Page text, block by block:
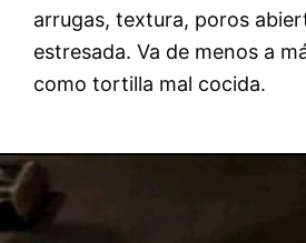
arrugas, textura, poros
estresada. Va de menos a
como tortilla mal cocida.